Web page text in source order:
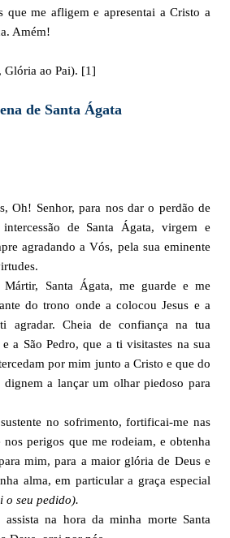
que me afligem e apresentai a Cristo a
Amém!
Glória ao Pai). [1]
de Santa Ágata
Oh! Senhor, para nos dar o perdão de
de Santa Ágata, virgem e
agradando a Vós, pela sua eminente
Santa Ágata, me guarde e me
do trono onde a colocou Jesus e a
agradar. Cheia de confiança na tua
a São Pedro, que a ti visitastes na sua
por mim junto a Cristo e que do
dignem a lançar um olhar piedoso para
no sofrimento, fortificai-me nas
nos perigos que me rodeiam, e obtenha
mim, para a maior glória de Deus e
alma, em particular a graça especial
o seu pedido).
na hora da minha morte Santa